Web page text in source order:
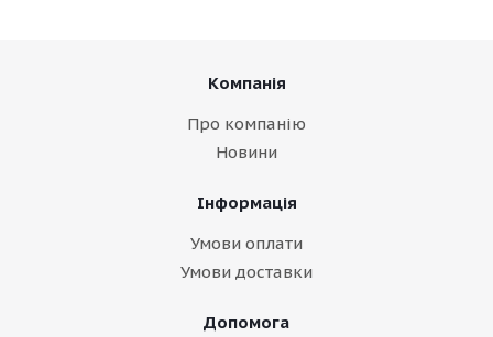
Компанія
Про компанію
Новини
Інформація
Умови оплати
Умови доставки
Допомога